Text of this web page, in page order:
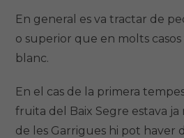
En general es va tractar de
o superior que en molts
blanc.
En el cas de la primera
fruita del Baix Segre estava ja
de les Garrigues hi pot haver